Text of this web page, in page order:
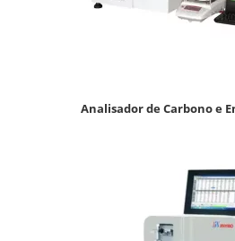
Analisador de Carbono e